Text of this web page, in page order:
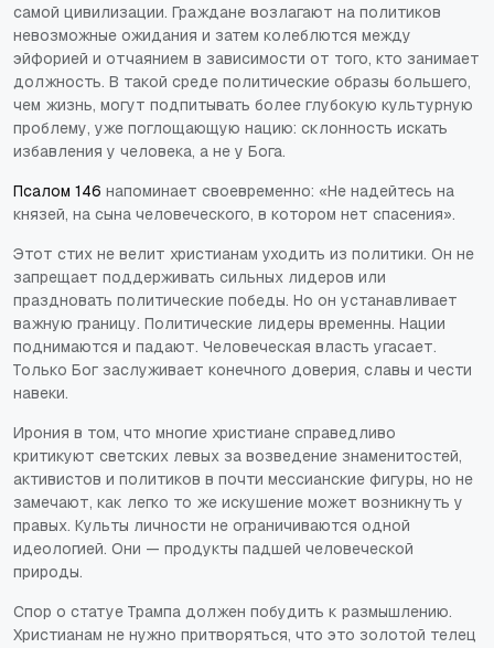
самой цивилизации. Граждане возлагают на политиков
невозможные ожидания и затем колеблются между
эйфорией и отчаянием в зависимости от того, кто занимает
должность. В такой среде политические образы большего,
чем жизнь, могут подпитывать более глубокую культурную
проблему, уже поглощающую нацию: склонность искать
избавления у человека, а не у Бога.
Псалом 146 напоминает своевременно: «Не надейтесь на
князей, на сына человеческого, в котором нет спасения».
Этот стих не велит христианам уходить из политики. Он не
запрещает поддерживать сильных лидеров или
праздновать политические победы. Но он устанавливает
важную границу. Политические лидеры временны. Нации
поднимаются и падают. Человеческая власть угасает.
Только Бог заслуживает конечного доверия, славы и чести
навеки.
Ирония в том, что многие христиане справедливо
критикуют светских левых за возведение знаменитостей,
активистов и политиков в почти мессианские фигуры, но не
замечают, как легко то же искушение может возникнуть у
правых. Культы личности не ограничиваются одной
идеологией. Они — продукты падшей человеческой
природы.
Спор о статуе Трампа должен побудить к размышлению.
Христианам не нужно притворяться, что это золотой телец